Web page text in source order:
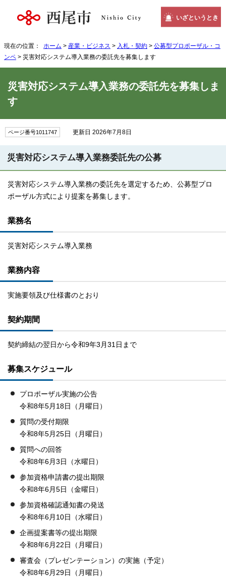
いざというとき
現在の位置： ホーム > 産業・ビジネス > 入札・契約 > 公募型プロポーザル・コ
ンペ > 災害対応システム導入業務の委託先を募集します
災害対応システム導入業務の委託先を募集しま
す
ページ番号1011747 更新日 2026年7月8日
災害対応システム導入業務委託先の公募
災害対応システム導入業務の委託先を選定するため、公募型プロ
ポーザル方式により提案を募集します。
業務名
災害対応システム導入業務
業務内容
実施要領及び仕様書のとおり
契約期間
契約締結の翌日から令和9年3月31日まで
募集スケジュール
プロポーザル実施の公告
令和8年5月18日（月曜日）
質問の受付期限
令和8年5月25日（月曜日）
質問への回答
令和8年6月3日（水曜日）
参加資格申請書の提出期限
令和8年6月5日（金曜日）
参加資格確認通知書の発送
令和8年6月10日（水曜日）
企画提案書等の提出期限
令和8年6月22日（月曜日）
審査会（プレゼンテーション）の実施（予定）
令和8年6月29日（月曜日）